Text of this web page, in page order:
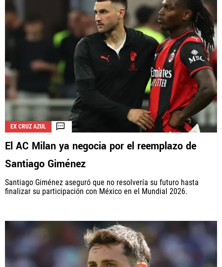
EX CRUZ AZUL
El AC Milan ya negocia por el reemplazo de
Santiago Giménez
Santiago Giménez aseguró que no resolvería su futuro hasta
finalizar su participación con México en el Mundial 2026.